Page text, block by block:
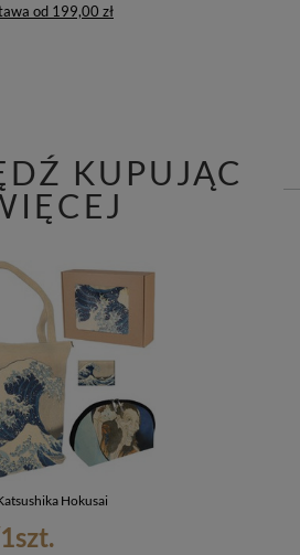
od 199,00 zł
KUPUJĄC
Hokusai
1szt.